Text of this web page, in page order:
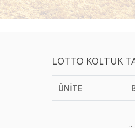
LOTTO KOLTUK
ÜNİTE